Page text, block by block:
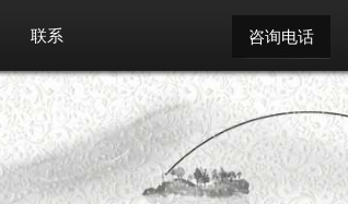
联系 咨询电话